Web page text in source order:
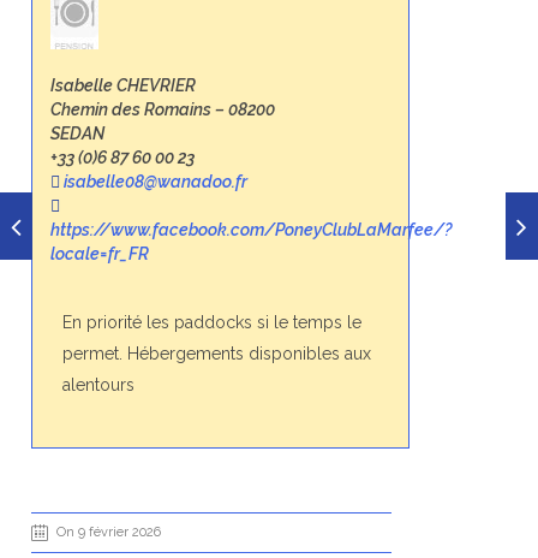
Isabelle CHEVRIER
Chemin des Romains – 08200
SEDAN
+33 (0)6 87 60 00 23
isabelle08@wanadoo.fr
https://www.facebook.com/PoneyClubLaMarfee/?
locale=fr_FR
En priorité les paddocks si le temps le
permet. Hébergements disponibles aux
alentours
On 9 février 2026